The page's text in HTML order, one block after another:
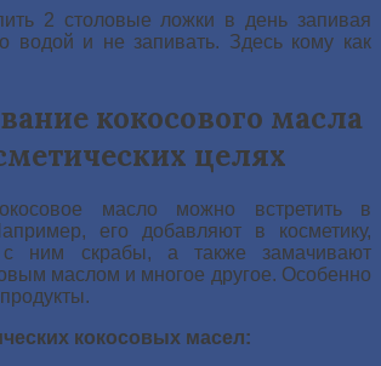
2 столовые ложки в день запивая
водой и не запивать. Здесь кому как
кокосового масла
целях
масло можно встретить в
его добавляют в косметику,
ним скрабы, а также замачивают
маслом и многое другое. Особенно
кокосовых масел: